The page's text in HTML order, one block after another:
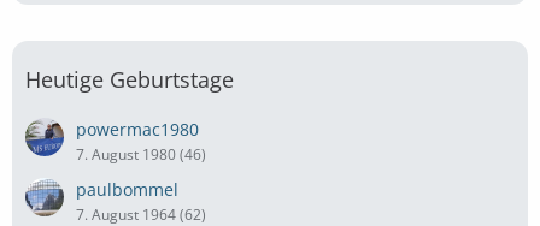
Heutige Geburtstage
powermac1980
7. August 1980 (46)
paulbommel
7. August 1964 (62)